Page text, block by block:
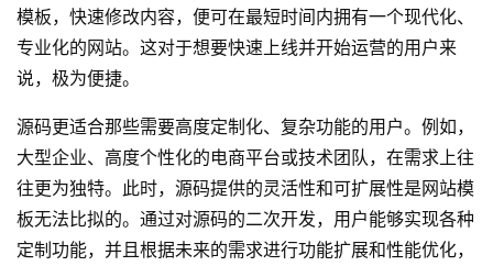
模板，快速修改内容，便可在最短时间内拥有一个现代化、
专业化的网站。这对于想要快速上线并开始运营的用户来
说，极为便捷。
源码更适合那些需要高度定制化、复杂功能的用户。例如，
大型企业、高度个性化的电商平台或技术团队，在需求上往
往更为独特。此时，源码提供的灵活性和可扩展性是网站模
板无法比拟的。通过对源码的二次开发，用户能够实现各种
定制功能，并且根据未来的需求进行功能扩展和性能优化，